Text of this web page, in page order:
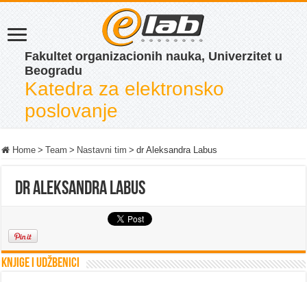
Fakultet organizacionih nauka, Univerzitet u
Beogradu
Katedra za elektronsko
poslovanje
Home > Team > Nastavni tim > dr Aleksandra Labus
dr Aleksandra Labus
Knjige i udžbenici